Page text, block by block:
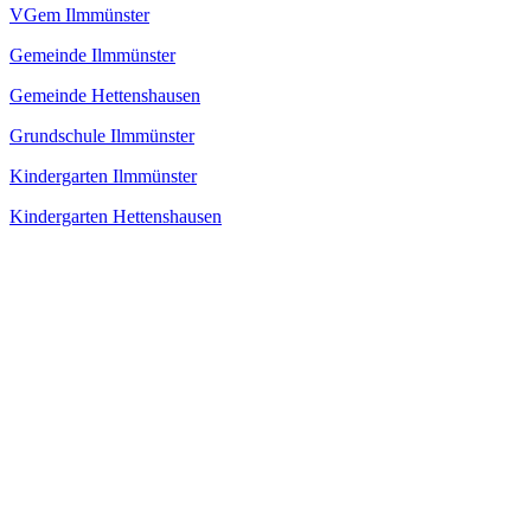
VGem Ilmmünster
Gemeinde Ilmmünster
Gemeinde Hettenshausen
Grundschule Ilmmünster
Kindergarten Ilmmünster
Kindergarten Hettenshausen